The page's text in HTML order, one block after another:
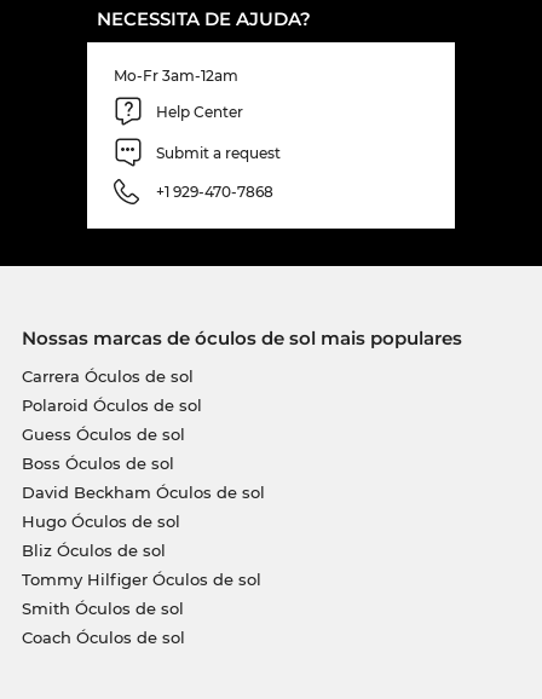
NECESSITA DE AJUDA?
Mo-Fr 3am-12am
Help Center
Submit a request
+1 929-470-7868
Nossas marcas de óculos de sol mais populares
Carrera Óculos de sol
Polaroid Óculos de sol
Guess Óculos de sol
Boss Óculos de sol
David Beckham Óculos de sol
Hugo Óculos de sol
Bliz Óculos de sol
Tommy Hilfiger Óculos de sol
Smith Óculos de sol
Coach Óculos de sol